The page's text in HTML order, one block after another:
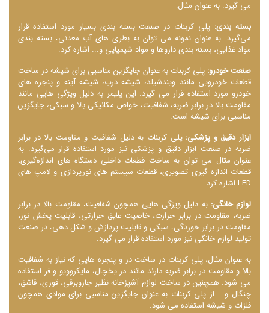
می ‌گیرد. به عنوان مثال:
بسته ‌بندی: پلی کربنات در صنعت بسته ‌بندی بسیار مورد استفاده قرار
می‌گیرد. به عنوان نمونه می‌ توان به بطری ‌های آب معدنی، بسته‌ بندی
مواد غذایی، بسته ‌بندی داروها و مواد شیمیایی و... اشاره کرد.
صنعت خودرو: پلی کربنات به عنوان جایگزین مناسبی برای شیشه در ساخت
قطعات خودرویی مانند ویندشیلد، شیشه درب، شیشه آینه و پنجره‌ های
خودرو مورد استفاده قرار می‌ گیرد. این پلیمر به دلیل ویژگی ‌هایی مانند
مقاومت بالا در برابر ضربه، شفافیت، خواص مکانیکی بالا و سبکی، جایگزین
مناسبی برای شیشه است.
ابزار دقیق و پزشکی: پلی کربنات به دلیل شفافیت و مقاومت بالا در برابر
ضربه در صنعت ابزار دقیق و پزشکی نیز مورد استفاده قرار می‌گیرد. به
عنوان مثال می ‌توان به ساخت قطعات داخلی دستگاه ‌های اندازه‌گیری،
قطعات اندازه‌ گیری تصویری، قطعات سیستم ‌های نورپردازی و لامپ‌ های
LED اشاره کرد.
لوازم خانگی: به دلیل ویژگی ‌هایی همچون شفافیت، مقاومت بالا در برابر
ضربه، مقاومت در برابر حرارت، خاصیت عایق حرارتی، قابلیت پخش نور،
مقاومت در برابر خوردگی، سبکی و قابلیت پردازش و شکل‌ دهی، در صنعت
تولید لوازم خانگی نیز مورد استفاده قرار می ‌گیرد.
به عنوان مثال، پلی کربنات در ساخت در و پنجره‌ هایی که نیاز به شفافیت
بالا و مقاومت در برابر ضربه دارند مانند در یخچال، مایکروویو و فر استفاده
می ‌شود. همچنین در ساخت لوازم آشپزخانه نظیر جاروبرقی، قوری، قاشق،
چنگال و... از پلی کربنات به عنوان جایگزین مناسبی برای موادی همچون
فلزات و شیشه استفاده می ‌شود.